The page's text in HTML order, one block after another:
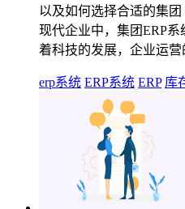
以及如何选择合适的集
现代企业中，集团ERP
着科技的发展，企业运营
erp系统 ERP系统 ERP 库